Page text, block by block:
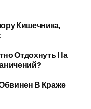
Кишечника,
Отдохнуть На
В Краже